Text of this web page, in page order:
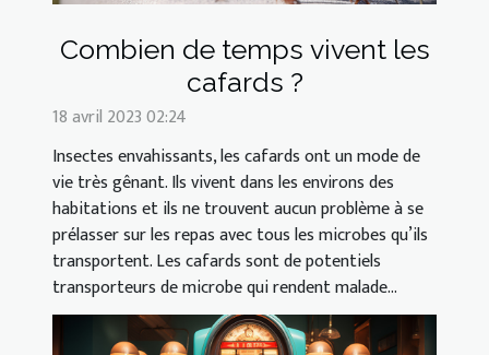
Combien de temps vivent les
cafards ?
18 avril 2023 02:24
Insectes envahissants, les cafards ont un mode de
vie très gênant. Ils vivent dans les environs des
habitations et ils ne trouvent aucun problème à se
prélasser sur les repas avec tous les microbes qu’ils
transportent. Les cafards sont de potentiels
transporteurs de microbe qui rendent malade...